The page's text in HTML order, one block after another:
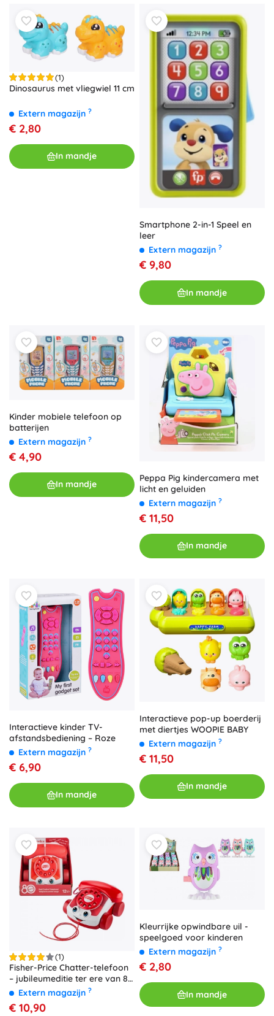
(1)
Dinosaurus met vliegwiel 11 cm
Extern magazijn ?
€ 2,80
In mandje
Smartphone 2-in-1 Speel en
leer
Extern magazijn ?
€ 9,80
In mandje
Kinder mobiele telefoon op
batterijen
Extern magazijn ?
€ 4,90
In mandje
Peppa Pig kindercamera met
licht en geluiden
Extern magazijn ?
€ 11,50
In mandje
Interactieve kinder TV-
afstandsbediening – Roze
Extern magazijn ?
€ 6,90
In mandje
Interactieve pop-up boerderij
met diertjes WOOPIE BABY
Extern magazijn ?
€ 11,50
In mandje
(1)
Fisher-Price Chatter-telefoon
– jubileumeditie ter ere van 80
jaar MATTEL, rood
Extern magazijn ?
€ 10,90
Kleurrijke opwindbare uil -
speelgoed voor kinderen
Extern magazijn ?
€ 2,80
In mandje